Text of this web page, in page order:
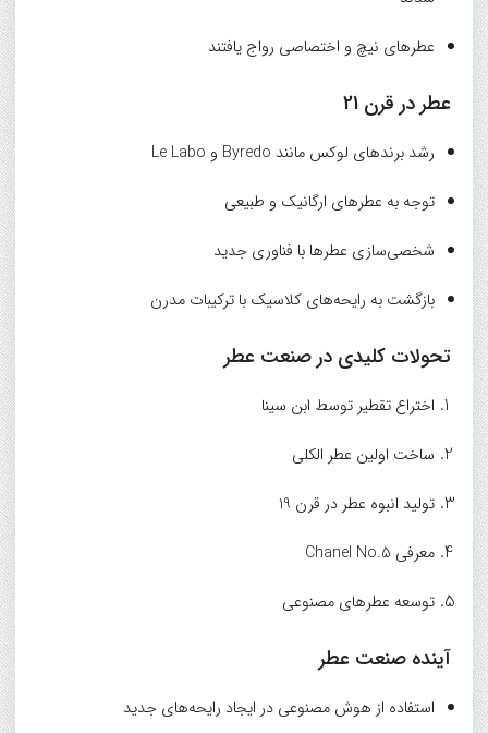
عطرهای نیچ و اختصاصی رواج یافتند
عطر در قرن 21
رشد برندهای لوکس مانند Byredo و Le Labo
توجه به عطرهای ارگانیک و طبیعی
شخصی‌سازی عطرها با فناوری جدید
بازگشت به رایحه‌های کلاسیک با ترکیبات مدرن
تحولات کلیدی در صنعت عطر
اختراع تقطیر توسط ابن سینا
ساخت اولین عطر الکلی
تولید انبوه عطر در قرن 19
معرفی Chanel No.5
توسعه عطرهای مصنوعی
آینده صنعت عطر
استفاده از هوش مصنوعی در ایجاد رایحه‌های جدید